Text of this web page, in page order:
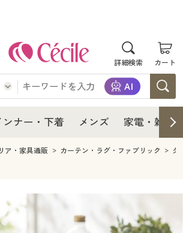
詳細検索 カート
ョン
すべて
・家具
ンナー・下着 メンズ 家電・雑貨
て
ョン
すべて
ズ下着
家具通販すべて
ア・家具通販 カーテン・ラグ・ファブリック タ